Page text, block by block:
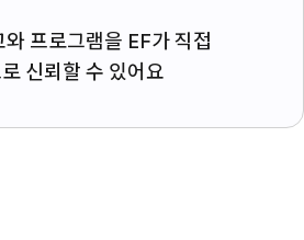
와 프로그램을 EF가 직접
신뢰할 수 있어요